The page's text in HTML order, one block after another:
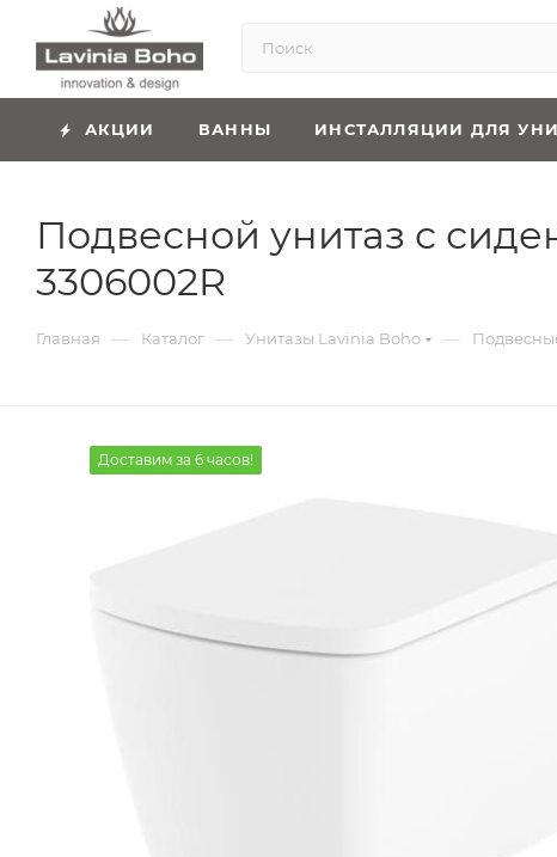
АКЦИИ ВАННЫ ИНСТАЛЛЯЦИИ ДЛЯ
Подвесной унитаз с
3306002R
Главная — Каталог — Унитазы Lavinia Boho —
Доставим за 6 часов!